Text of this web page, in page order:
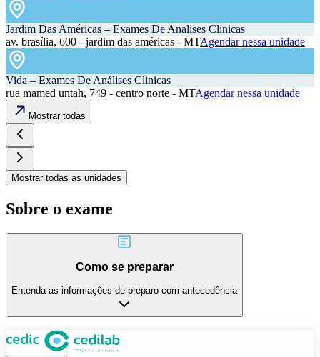
Jardim Das Américas – Exames De Analises Clinicas
av. brasília, 600 - jardim das américas - MTAgendar nessa unidade
Vida – Exames De Análises Clinicas
rua mamed untah, 749 - centro norte - MTAgendar nessa unidade
Mostrar todas
Mostrar todas as unidades
Sobre o exame
Como se preparar
Entenda as informações de preparo com antecedência